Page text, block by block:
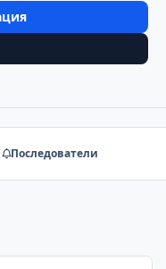
Последователи